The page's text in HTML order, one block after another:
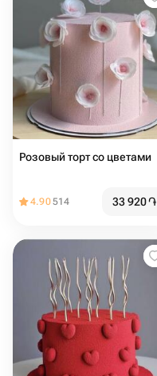
Розовый торт со цветами
4.90514 33 920֏